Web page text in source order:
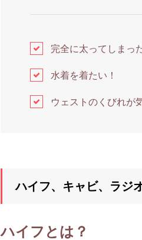
完全に太ってしまっ
水着を着たい！
ウェストのくびれが
ハイフ、キャビ、ラジ
ハイフとは？